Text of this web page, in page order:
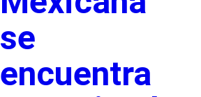
se
encuentra